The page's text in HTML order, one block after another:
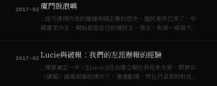
的環保教育展示。第一屆世界博…
2017-02 廈門鼓浪嶼
…經天津條約後的種種帝國主義的歷史，殖民者早已走了，中
國當家作主，開始做起自己的殖民主，現在，則是一座漫天喊
像，以及像難民似的接駁船，這是鼓浪嶼…
2017-02 Lucie與破報：我們的左派辦報的經驗
…預算減至一半。[[Lucie]]任台灣立報社長從未支薪，即便在
《破報》曲高和寡的情形下，連連虧損，她也只溫柔的對我